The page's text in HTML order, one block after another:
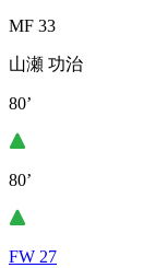
MF 33
山瀬 功治
80’
80’
FW 27